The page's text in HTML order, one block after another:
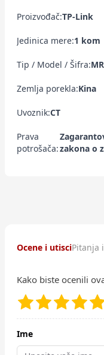
Proizvođač:TP-Link
Jedinica mere:1 kom
Tip / Model / Šifra:
Zemlja porekla:Kina
Uvoznik:CT
Prava
potrošača:zakona o
Ocene i utisciPitanja
Kako biste ocenili
Ime